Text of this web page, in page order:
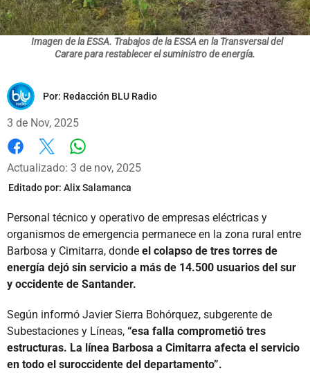
Imagen de la ESSA. Trabajos de la ESSA en la Transversal del
Carare para restablecer el suministro de energía.
Por: Redacción BLU Radio
3 de Nov, 2025
Facebook
X
Actualizado: 3 de nov, 2025
Editado por: Alix Salamanca
Personal técnico y operativo de empresas eléctricas y
organismos de emergencia permanece en la zona rural entre
Barbosa y Cimitarra, donde el colapso de tres torres de
energía dejó sin servicio a más de 14.500 usuarios del sur
y occidente de Santander.
Según informó Javier Sierra Bohórquez, subgerente de
Subestaciones y Líneas, “esa falla comprometió tres
estructuras. La línea Barbosa a Cimitarra afecta el servicio
en todo el suroccidente del departamento”.